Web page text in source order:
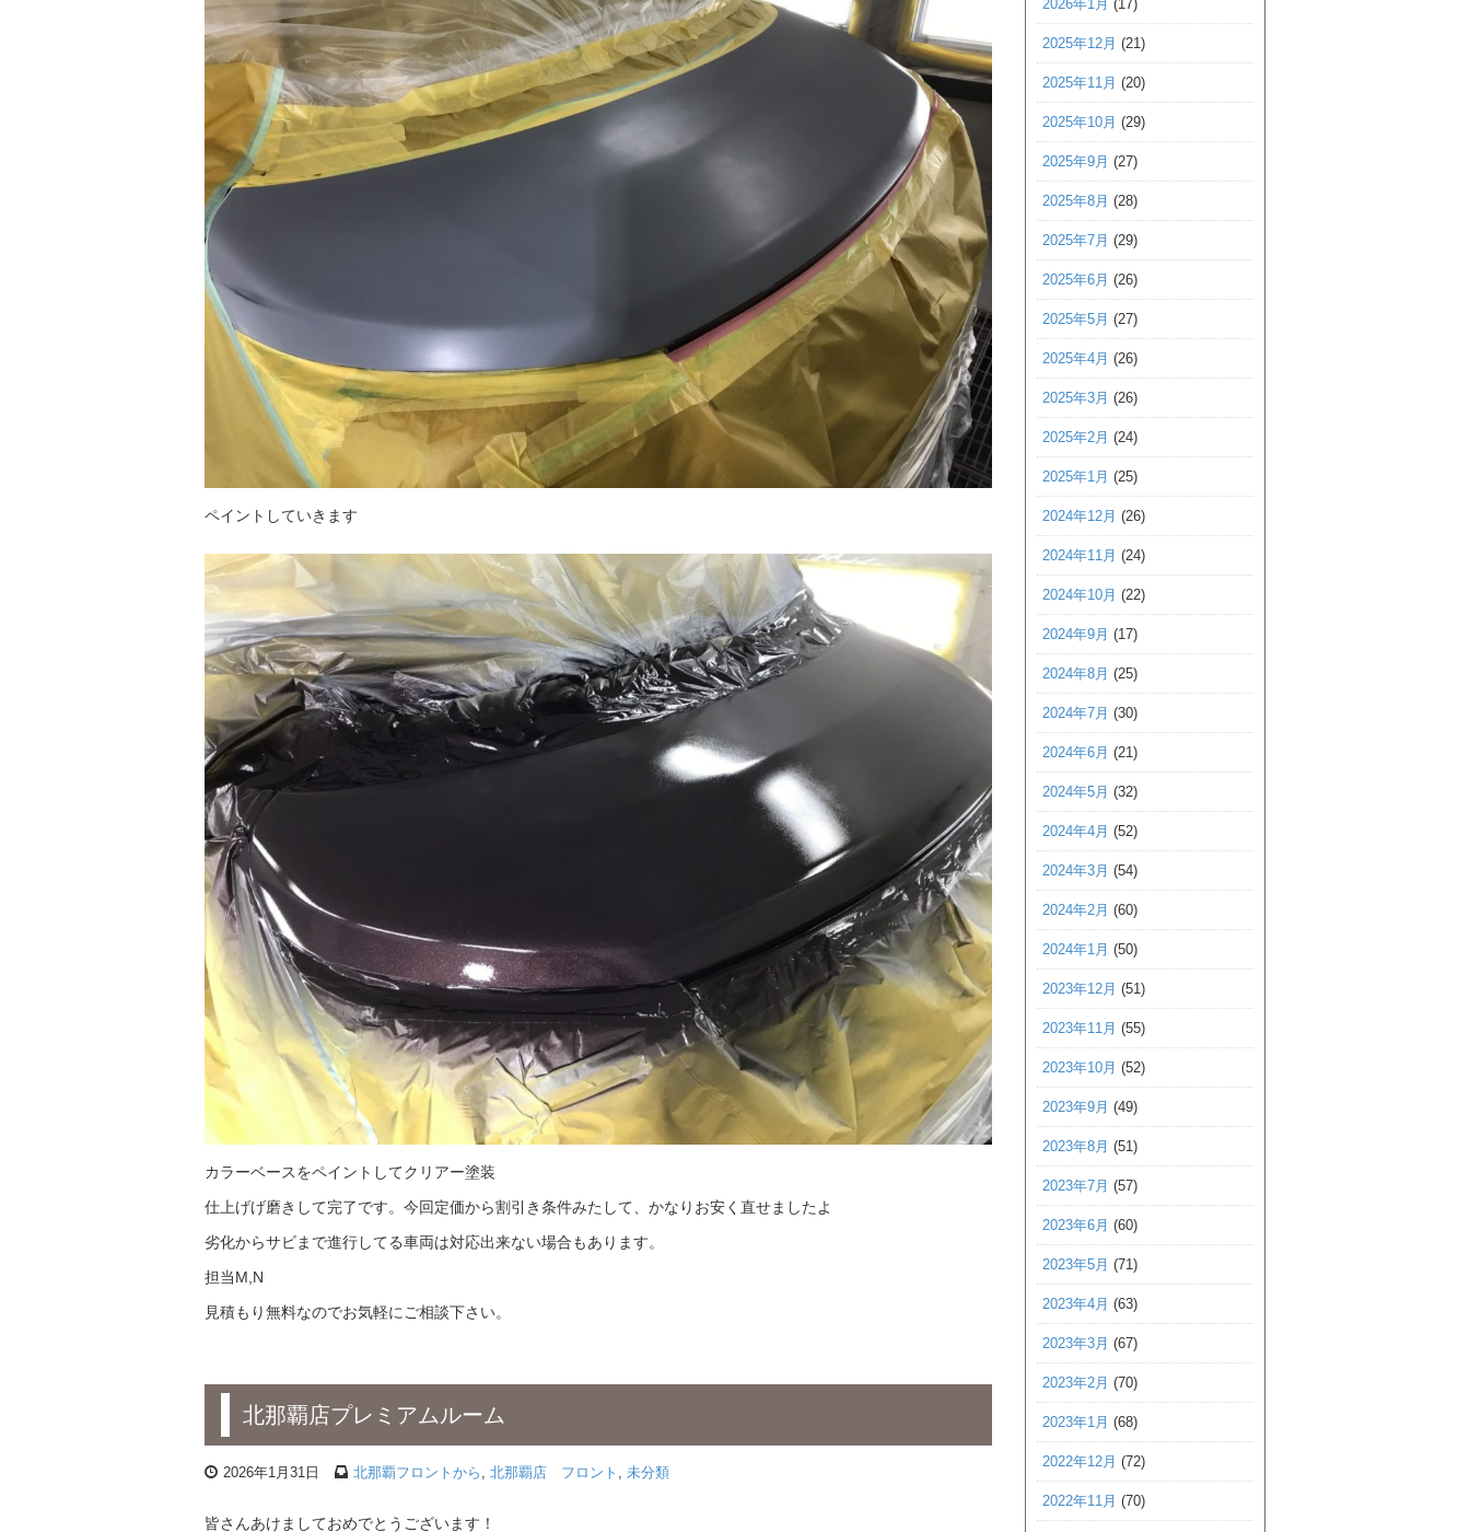
ペイントしていきます
カラーベースをペイントしてクリアー塗装
仕上げげ磨きして完了です。今回定価から割引き条件みたして、かなりお安く直せましたよ
劣化からサビまで進行してる車両は対応出来ない場合もあります。
担当M,N
見積もり無料なのでお気軽にご相談下さい。
北那覇店プレミアムルーム
2026年1月31日 北那覇フロントから , 北那覇店 フロント , 未分類
皆さんあけましておめでとうございます！
2026年1月 (17)
2025年12月 (21)
2025年11月 (20)
2025年10月 (29)
2025年9月 (27)
2025年8月 (28)
2025年7月 (29)
2025年6月 (26)
2025年5月 (27)
2025年4月 (26)
2025年3月 (26)
2025年2月 (24)
2025年1月 (25)
2024年12月 (26)
2024年11月 (24)
2024年10月 (22)
2024年9月 (17)
2024年8月 (25)
2024年7月 (30)
2024年6月 (21)
2024年5月 (32)
2024年4月 (52)
2024年3月 (54)
2024年2月 (60)
2024年1月 (50)
2023年12月 (51)
2023年11月 (55)
2023年10月 (52)
2023年9月 (49)
2023年8月 (51)
2023年7月 (57)
2023年6月 (60)
2023年5月 (71)
2023年4月 (63)
2023年3月 (67)
2023年2月 (70)
2023年1月 (68)
2022年12月 (72)
2022年11月 (70)